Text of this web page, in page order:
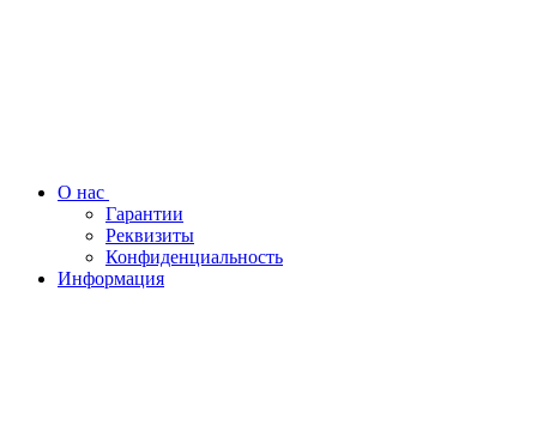
О нас
Гарантии
Реквизиты
Конфиденциальность
Информация